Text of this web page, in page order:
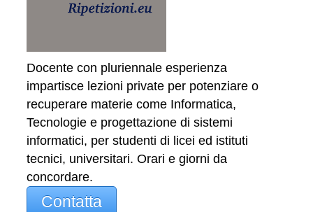
Docente con pluriennale esperienza
impartisce lezioni private per potenziare o
recuperare materie come Informatica,
Tecnologie e progettazione di sistemi
informatici, per studenti di licei ed istituti
tecnici, universitari. Orari e giorni da
concordare.
Contatta